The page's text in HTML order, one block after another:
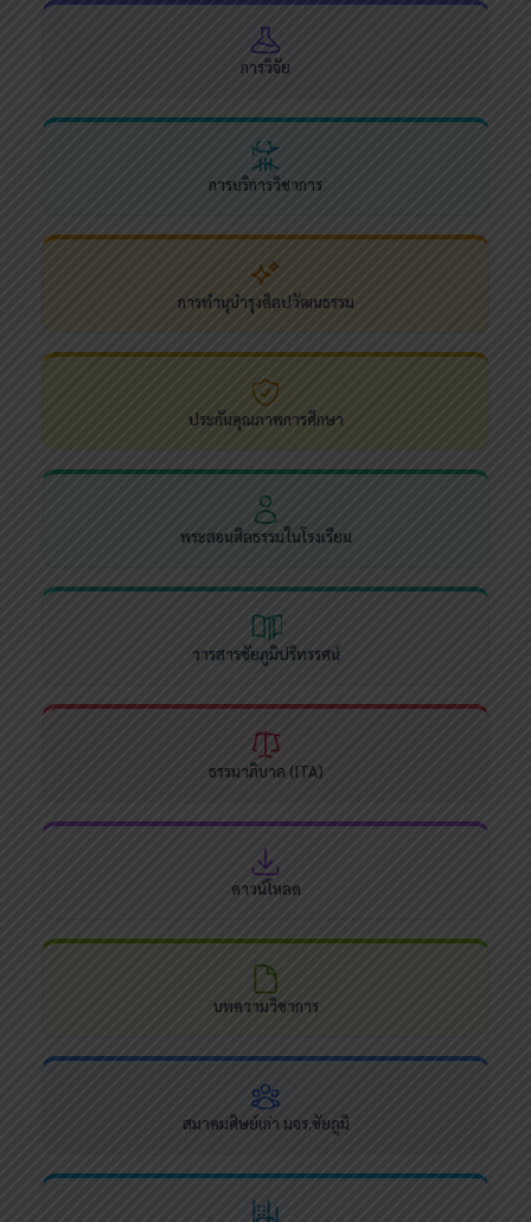
การวิจัย
การบริการวิชาการ
การทำนุบำรุงศิลปวัฒนธรรม
ประกันคุณภาพการศึกษา
พระสอนศีลธรรมในโรงเรียน
วารสารชัยภูมิปริทรรศน์
ธรรมาภิบาล (ITA)
ดาวน์โหลด
บทความวิชาการ
สมาคมศิษย์เก่า มจร.ชัยภูมิ